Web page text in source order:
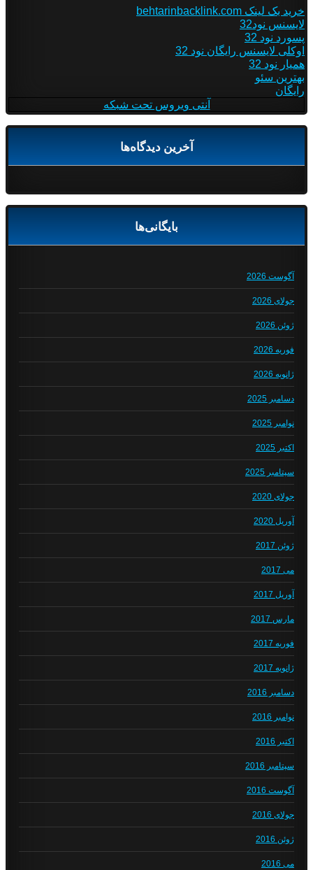
خرید بک لینک behtarinbacklink.com
لایسنس نود32
پسورد نود 32
اوکلی لایسنس رایگان نود 32
همیار نود 32
بهترین سئو
رایگان
آنتی ویروس تحت شبکه
آخرین دیدگاه‌ها
بایگانی‌ها
آگوست 2026
جولای 2026
ژوئن 2026
فوریه 2026
ژانویه 2026
دسامبر 2025
نوامبر 2025
اکتبر 2025
سپتامبر 2025
جولای 2020
آوریل 2020
ژوئن 2017
می 2017
آوریل 2017
مارس 2017
فوریه 2017
ژانویه 2017
دسامبر 2016
نوامبر 2016
اکتبر 2016
سپتامبر 2016
آگوست 2016
جولای 2016
ژوئن 2016
می 2016